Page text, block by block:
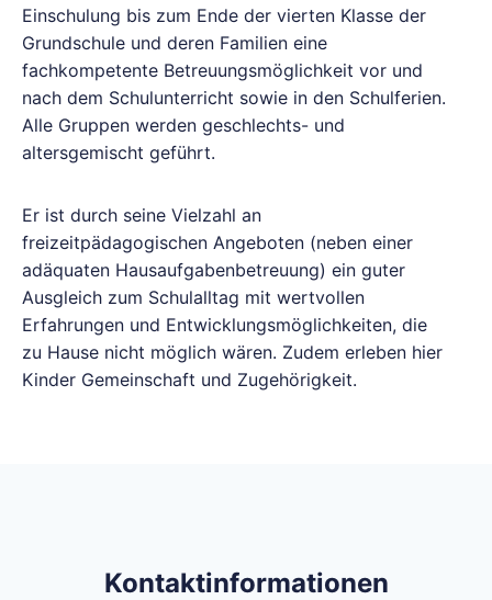
Einschulung bis zum Ende der vierten Klasse der
Grundschule und deren Familien eine
fachkompetente Betreuungsmöglichkeit vor und
nach dem Schulunterricht sowie in den Schulferien.
Alle Gruppen werden geschlechts- und
altersgemischt geführt.
Er ist durch seine Vielzahl an
freizeitpädagogischen Angeboten (neben einer
adäquaten Hausaufgabenbetreuung) ein guter
Ausgleich zum Schulalltag mit wertvollen
Erfahrungen und Entwicklungsmöglichkeiten, die
zu Hause nicht möglich wären. Zudem erleben hier
Kinder Gemeinschaft und Zugehörigkeit.
Kontaktinformationen